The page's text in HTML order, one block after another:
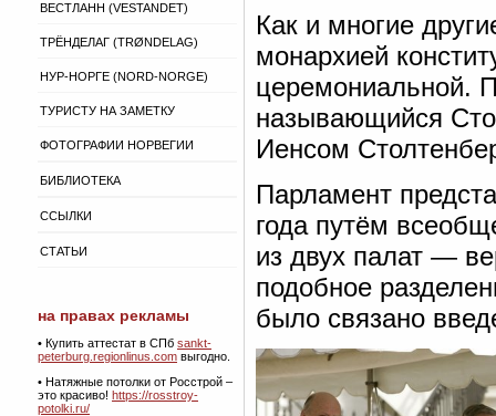
ВЕСТЛАНН (VESTANDET)
ТРЁНДЕЛАГ (TRØNDELAG)
НУР-НОРГЕ (NORD-NORGE)
ТУРИСТУ НА ЗАМЕТКУ
ФОТОГРАФИИ НОРВЕГИИ
БИБЛИОТЕКА
ССЫЛКИ
СТАТЬИ
на правах рекламы
• Купить аттестат в СПб sankt-
peterburg.regionlinus.com выгодно.
• Натяжные потолки от Росстрой –
это красиво! https://rosstroy-
potolki.ru/
Как и многие
монархией
церемониальной.
называющийся
Иенсом
Парламент
года путём
из двух палат —
подобное
было связано